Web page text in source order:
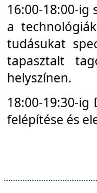
16:00-18:00-
a
tudásukat
tapasztalt
helyszínen.
18:00-19:30-
felépítése és